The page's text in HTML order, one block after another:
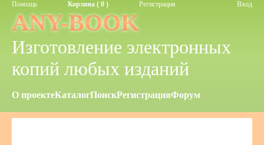
Помощь Корзина ( 0 ) Регистрация Вход
ANY-BOOK
Изготовление электронных
копий любых изданий
О проектеКаталогПоискРегистрацияФорум